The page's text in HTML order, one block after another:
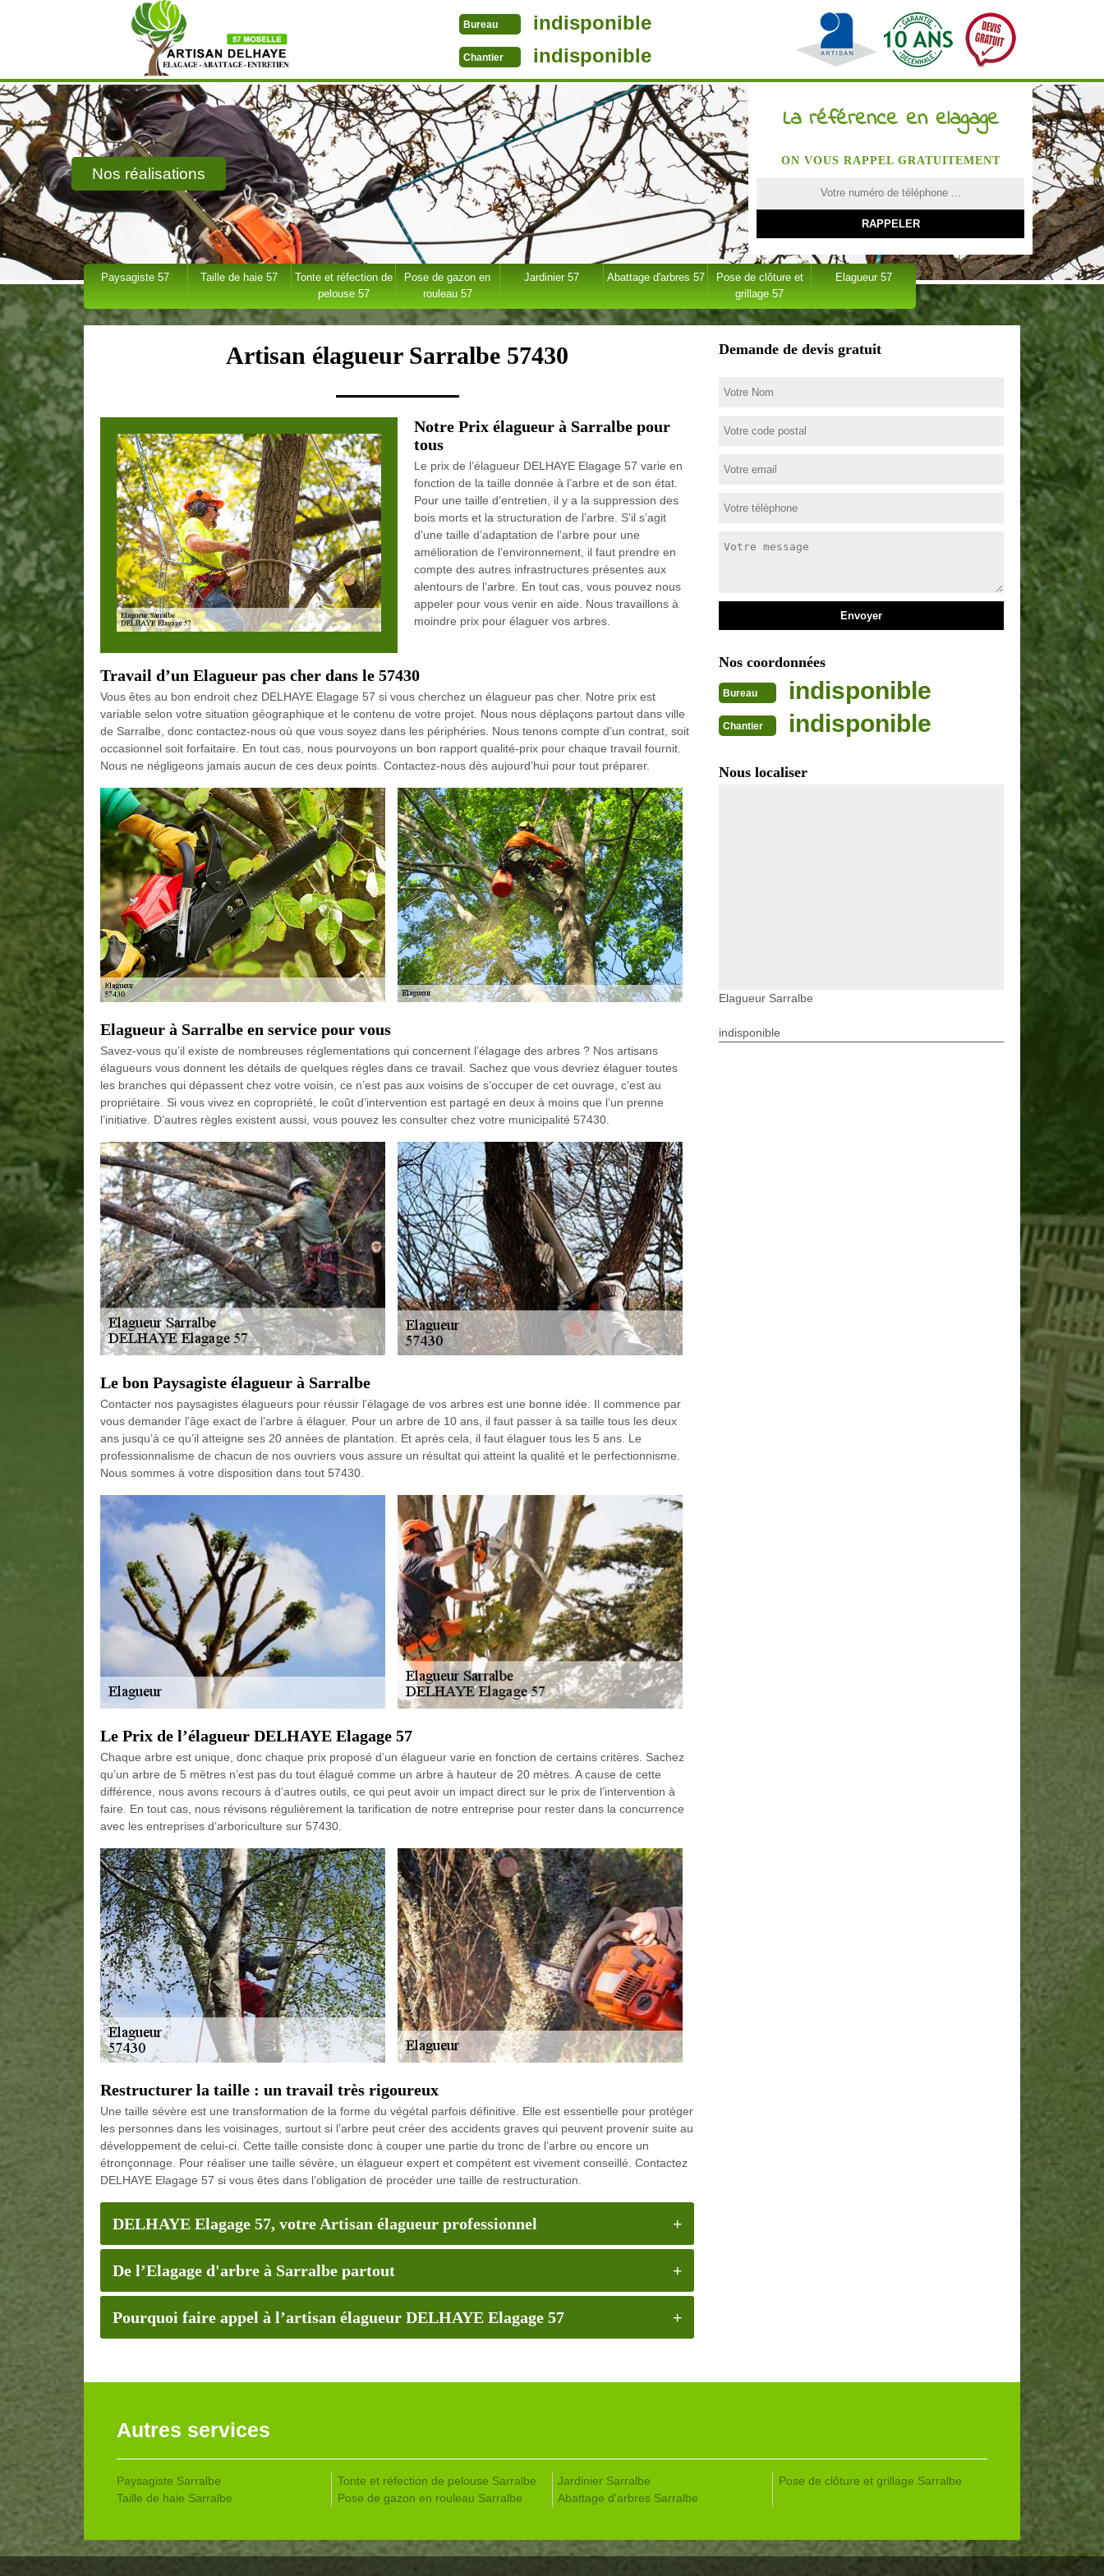
Bureau indisponible
Chantier indisponible
Nos réalisations
La référence en elagage
ON VOUS RAPPEL GRATUITEMENT
Paysagiste 57 Taille de haie 57
Tonte et réfection de
pelouse 57
Pose de gazon en
rouleau 57
Jardinier 57 Abattage d'arbres 57
Pose de clôture et
grillage 57
Elagueur 57
Artisan élagueur Sarralbe 57430
Notre Prix élagueur à Sarralbe pour
tous
Le prix de l’élagueur DELHAYE Elagage 57 varie en
fonction de la taille donnée à l’arbre et de son état.
Pour une taille d’entretien, il y a la suppression des
bois morts et la structuration de l’arbre. S’il s’agit
d’une taille d’adaptation de l’arbre pour une
amélioration de l’environnement, il faut prendre en
compte des autres infrastructures présentes aux
alentours de l’arbre. En tout cas, vous pouvez nous
appeler pour vous venir en aide. Nous travaillons à
moindre prix pour élaguer vos arbres.
Travail d’un Elagueur pas cher dans le 57430
Vous êtes au bon endroit chez DELHAYE Elagage 57 si vous cherchez un élagueur pas cher. Notre prix est
variable selon votre situation géographique et le contenu de votre projet. Nous nous déplaçons partout dans ville
de Sarralbe, donc contactez-nous où que vous soyez dans les périphéries. Nous tenons compte d’un contrat, soit
occasionnel soit forfaitaire. En tout cas, nous pourvoyons un bon rapport qualité-prix pour chaque travail fournit.
Nous ne négligeons jamais aucun de ces deux points. Contactez-nous dès aujourd’hui pour tout préparer.
Elagueur à Sarralbe en service pour vous
Savez-vous qu’il existe de nombreuses réglementations qui concernent l’élagage des arbres ? Nos artisans
élagueurs vous donnent les détails de quelques règles dans ce travail. Sachez que vous devriez élaguer toutes
les branches qui dépassent chez votre voisin, ce n’est pas aux voisins de s’occuper de cet ouvrage, c’est au
propriétaire. Si vous vivez en copropriété, le coût d’intervention est partagé en deux à moins que l’un prenne
l’initiative. D’autres règles existent aussi, vous pouvez les consulter chez votre municipalité 57430.
Le bon Paysagiste élagueur à Sarralbe
Contacter nos paysagistes élagueurs pour réussir l’élagage de vos arbres est une bonne idée. Il commence par
vous demander l’âge exact de l’arbre à élaguer. Pour un arbre de 10 ans, il faut passer à sa taille tous les deux
ans jusqu’à ce qu’il atteigne ses 20 années de plantation. Et après cela, il faut élaguer tous les 5 ans. Le
professionnalisme de chacun de nos ouvriers vous assure un résultat qui atteint la qualité et le perfectionnisme.
Nous sommes à votre disposition dans tout 57430.
Le Prix de l’élagueur DELHAYE Elagage 57
Chaque arbre est unique, donc chaque prix proposé d’un élagueur varie en fonction de certains critères. Sachez
qu’un arbre de 5 mètres n’est pas du tout élagué comme un arbre à hauteur de 20 mètres. A cause de cette
différence, nous avons recours à d’autres outils, ce qui peut avoir un impact direct sur le prix de l’intervention à
faire. En tout cas, nous révisons régulièrement la tarification de notre entreprise pour rester dans la concurrence
avec les entreprises d’arboriculture sur 57430.
Restructurer la taille : un travail très rigoureux
Une taille sévère est une transformation de la forme du végétal parfois définitive. Elle est essentielle pour protéger
les personnes dans les voisinages, surtout si l’arbre peut créer des accidents graves qui peuvent provenir suite au
développement de celui-ci. Cette taille consiste donc à couper une partie du tronc de l’arbre ou encore un
étronçonnage. Pour réaliser une taille sévère, un élagueur expert et compétent est vivement conseillé. Contactez
DELHAYE Elagage 57 si vous êtes dans l’obligation de procéder une taille de restructuration.
DELHAYE Elagage 57, votre Artisan élagueur professionnel
De l’Elagage d'arbre à Sarralbe partout
Pourquoi faire appel à l’artisan élagueur DELHAYE Elagage 57
Demande de devis gratuit
Nos coordonnées
Bureau indisponible
Chantier indisponible
Nous localiser
Elagueur Sarralbe
indisponible
Autres services
Paysagiste Sarralbe
Taille de haie Sarralbe
Tonte et réfection de pelouse Sarralbe
Pose de gazon en rouleau Sarralbe
Jardinier Sarralbe
Abattage d'arbres Sarralbe
Pose de clôture et grillage Sarralbe